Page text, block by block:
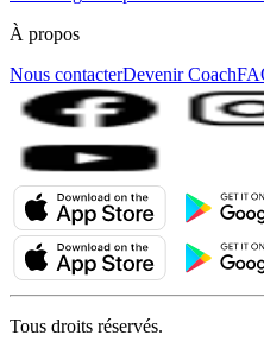
À propos
Nous contacterDevenir Coach
Tous droits réservés.